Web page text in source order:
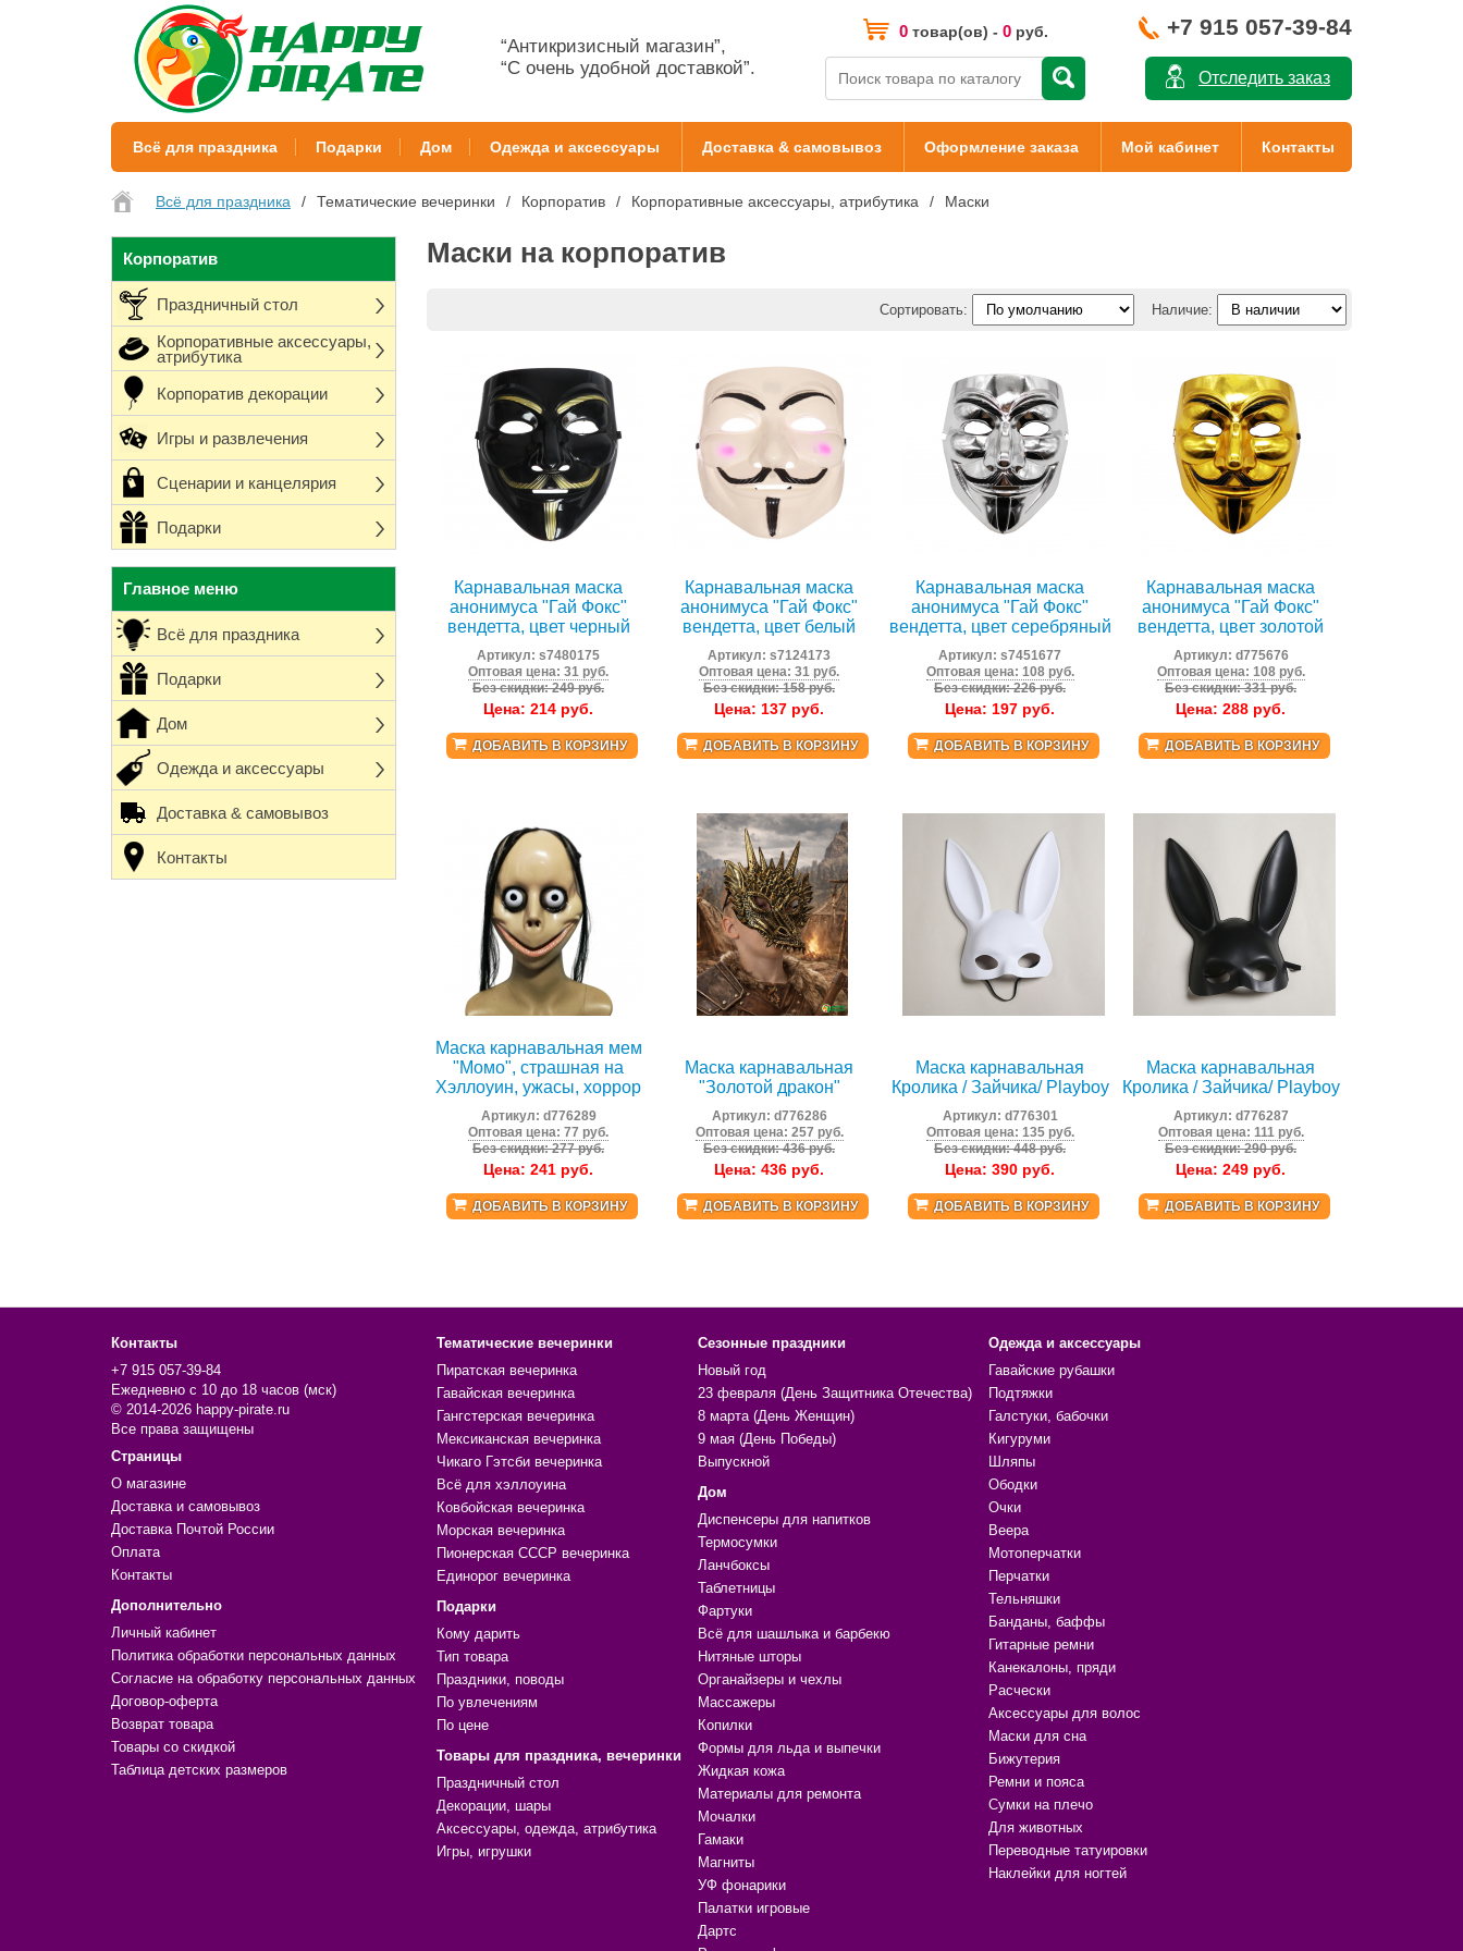
“Антикризисный магазин”,
“С очень удобной доставкой”.
Отследить заказ
+7 915 057-39-84
0 товар(ов) - 0 руб.
Всё для праздника Подарки Дом Одежда и аксессуары Доставка & самовывоз Оформление заказа Мой кабинет Контакты
Всё для праздника Тематические вечеринки Корпоратив Корпоративные аксессуары, атрибутика Маски
Корпоратив
Праздничный стол
Корпоративные аксессуары,
атрибутика
Корпоратив декорации
Игры и развлечения
Сценарии и канцелярия
Подарки
Главное меню
Всё для праздника
Подарки
Дом
Одежда и аксессуары
Доставка & самовывоз
Контакты
Маски на корпоратив
Сортировать: Наличие:
Карнавальная маска
анонимуса "Гай Фокс"
вендетта, цвет черный
Артикул: s7480175
Оптовая цена: 31 руб.
Без скидки: 249 руб.
Цена: 214 руб.
ДОБАВИТЬ В КОРЗИНУ
Карнавальная маска
анонимуса "Гай Фокс"
вендетта, цвет белый
Артикул: s7124173
Оптовая цена: 31 руб.
Без скидки: 158 руб.
Цена: 137 руб.
ДОБАВИТЬ В КОРЗИНУ
Карнавальная маска
анонимуса "Гай Фокс"
вендетта, цвет серебряный
Артикул: s7451677
Оптовая цена: 108 руб.
Без скидки: 226 руб.
Цена: 197 руб.
ДОБАВИТЬ В КОРЗИНУ
Карнавальная маска
анонимуса "Гай Фокс"
вендетта, цвет золотой
Артикул: d775676
Оптовая цена: 108 руб.
Без скидки: 331 руб.
Цена: 288 руб.
ДОБАВИТЬ В КОРЗИНУ
Маска карнавальная мем
"Момо", страшная на
Хэллоуин, ужасы, хоррор
Артикул: d776289
Оптовая цена: 77 руб.
Без скидки: 277 руб.
Цена: 241 руб.
ДОБАВИТЬ В КОРЗИНУ
Маска карнавальная
"Золотой дракон"
Артикул: d776286
Оптовая цена: 257 руб.
Без скидки: 436 руб.
Цена: 436 руб.
ДОБАВИТЬ В КОРЗИНУ
Маска карнавальная
Кролика / Зайчика/ Playboy
Артикул: d776301
Оптовая цена: 135 руб.
Без скидки: 448 руб.
Цена: 390 руб.
ДОБАВИТЬ В КОРЗИНУ
Маска карнавальная
Кролика / Зайчика/ Playboy
Артикул: d776287
Оптовая цена: 111 руб.
Без скидки: 290 руб.
Цена: 249 руб.
ДОБАВИТЬ В КОРЗИНУ
Контакты
+7 915 057-39-84
Ежедневно с 10 до 18 часов (мск)
© 2014-2026 happy-pirate.ru
Все права защищены
Страницы
О магазине
Доставка и самовывоз
Доставка Почтой России
Оплата
Контакты
Дополнительно
Личный кабинет
Политика обработки персональных данных
Согласие на обработку персональных данных
Договор-оферта
Возврат товара
Товары со скидкой
Таблица детских размеров
Тематические вечеринки
Пиратская вечеринка
Гавайская вечеринка
Гангстерская вечеринка
Мексиканская вечеринка
Чикаго Гэтсби вечеринка
Всё для хэллоуина
Ковбойская вечеринка
Морская вечеринка
Пионерская СССР вечеринка
Единорог вечеринка
Подарки
Кому дарить
Тип товара
Праздники, поводы
По увлечениям
По цене
Товары для праздника, вечеринки
Праздничный стол
Декорации, шары
Аксессуары, одежда, атрибутика
Игры, игрушки
Сезонные праздники
Новый год
23 февраля (День Защитника Отечества)
8 марта (День Женщин)
9 мая (День Победы)
Выпускной
Дом
Диспенсеры для напитков
Термосумки
Ланчбоксы
Таблетницы
Фартуки
Всё для шашлыка и барбекю
Нитяные шторы
Органайзеры и чехлы
Массажеры
Копилки
Формы для льда и выпечки
Жидкая кожа
Материалы для ремонта
Мочалки
Гамаки
Магниты
УФ фонарики
Палатки игровые
Дартс
Одежда и аксессуары
Гавайские рубашки
Подтяжки
Галстуки, бабочки
Кигуруми
Шляпы
Ободки
Очки
Веера
Мотоперчатки
Перчатки
Тельняшки
Банданы, баффы
Гитарные ремни
Канекалоны, пряди
Расчески
Аксессуары для волос
Маски для сна
Бижутерия
Ремни и пояса
Сумки на плечо
Для животных
Переводные татуировки
Наклейки для ногтей